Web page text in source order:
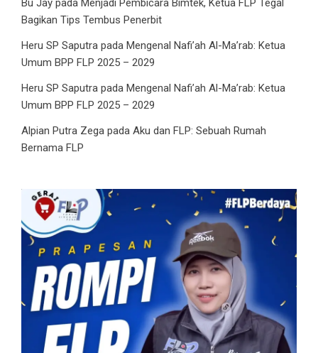
Bu Jay pada Menjadi Pembicara Bimtek, Ketua FLP Tegal
Bagikan Tips Tembus Penerbit
Heru SP Saputra pada Mengenal Nafi’ah Al-Ma’rab: Ketua
Umum BPP FLP 2025 – 2029
Heru SP Saputra pada Mengenal Nafi’ah Al-Ma’rab: Ketua
Umum BPP FLP 2025 – 2029
Alpian Putra Zega pada Aku dan FLP: Sebuah Rumah
Bernama FLP